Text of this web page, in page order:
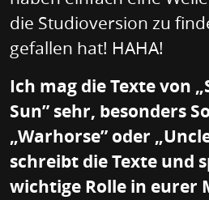
die Studioversion zu
gefallen hat! HAHA!
Ich mag die Texte von
Sun” sehr, besonders
„Warhorse” oder
schreibt die Texte und
wichtige Rolle in eurer